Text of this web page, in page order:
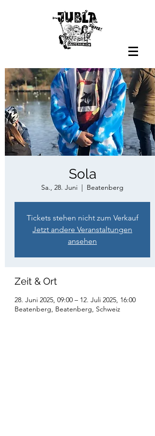
Sola
Sa., 28. Juni
  |
Beatenberg
Tickets stehen nicht zum Verkauf
Jetzt andere Veranstaltungen
ansehen
Zeit & Ort
28. Juni 2025, 09:00 – 12. Juli 2025, 16:00
Beatenberg, Beatenberg, Schweiz